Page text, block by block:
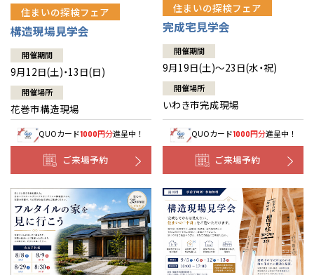
住まいの探検フェア
構造現場見学会
開催期間
9月12日(土)・13日(日)
開催場所
花巻市構造現場
QUOカード1000円分進呈中！
ご来場予約
住まいの探検フェア
完成宅見学会
開催期間
9月19日(土)～23日(水・祝)
開催場所
いわき市完成現場
QUOカード1000円分進呈中！
ご来場予約